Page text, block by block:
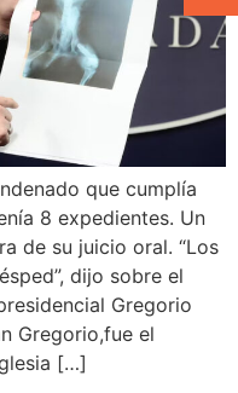
que cumplía
8 expedientes. Un
de su juicio oral. “Los
dijo sobre el
Gregorio
Gregorio,fue el
[…]